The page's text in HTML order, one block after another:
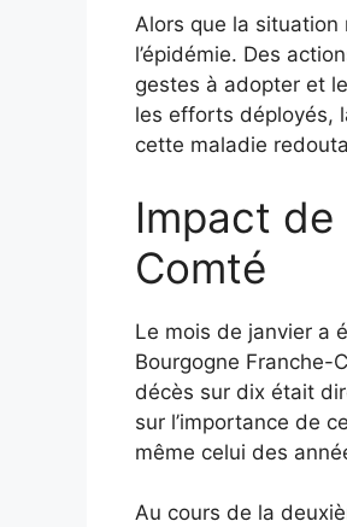
Alors que la situation
l’épidémie. Des
gestes à adopter et
les efforts déployés,
cette maladie
Impact
Comté
Le mois de janvier a
Bourgogne Franche-
décès sur dix était
sur l’importance de
même celui des
Au cours de la